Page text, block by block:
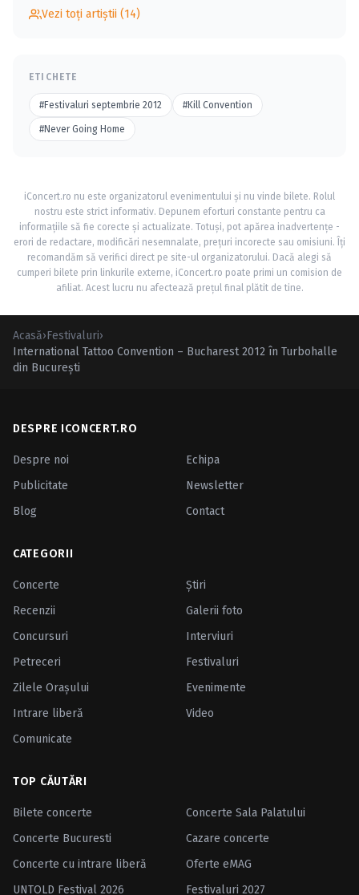
Vezi toți artiștii (14)
ETICHETE
#Festivaluri septembrie 2012 #Kill Convention
#Never Going Home
iConcert.ro nu este organizatorul evenimentului și nu vinde bilete. Rolul
nostru este strict informativ. Depunem eforturi constante pentru ca
informațiile să fie corecte și actualizate. Totuși, pot apărea inadvertențe -
erori de redactare, modificări nesemnalate, prețuri incorecte sau omisiuni. Îți
recomandăm să verifici direct pe site-ul organizatorului. Dacă alegi să
cumperi bilete prin linkurile externe, iConcert.ro poate primi un comision de
afiliat. Acest lucru nu afectează prețul final plătit de tine.
Acasă›Festivaluri›
International Tattoo Convention – Bucharest 2012 în Turbohalle
din Bucureşti
DESPRE ICONCERT.RO
Despre noi
Echipa
Publicitate
Newsletter
Blog
Contact
CATEGORII
Concerte
Ştiri
Recenzii
Galerii foto
Concursuri
Interviuri
Petreceri
Festivaluri
Zilele Oraşului
Evenimente
Intrare liberă
Video
Comunicate
TOP CĂUTĂRI
Bilete concerte
Concerte Sala Palatului
Concerte Bucuresti
Cazare concerte
Concerte cu intrare liberă
Oferte eMAG
UNTOLD Festival 2026
Festivaluri 2027